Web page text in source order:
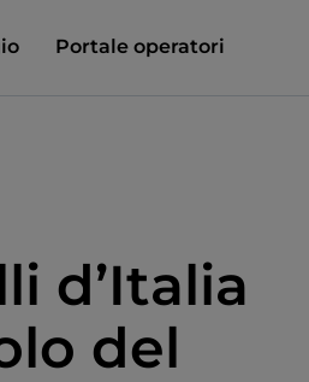
Portale operatori
d’Italia
del